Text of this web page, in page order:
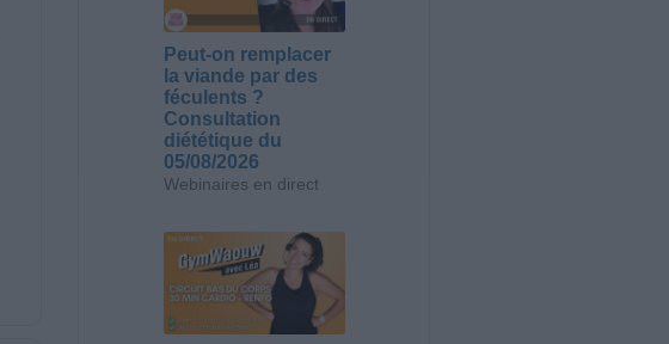
Peut-on remplacer
la viande par des
féculents ?
Consultation
diététique du
05/08/2026
Webinaires en direct